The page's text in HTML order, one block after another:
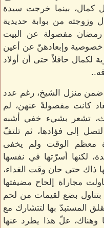
كمال، بينما خرجت سيدة
وزوجته من بوابة حديدية
مفصولة عن البيت
خصوصية وإبعادهنّ عن أعين
لكمال حافلاً حتى أن أولاد
منزل الشيخ، رغم عدد
كانت مفصولةً عنهن، لم
تشعر بشيء خفي أشبه
إلى فؤادها، ثم تلتفّ
معظم الوقت ولم يخفى
لكنها أسرّتها في نفسها
ذاك حتى حان وقت الغداء،
مجاراة إلحاح مضيفتها
بضع لقيمات من لحم
المستبدّ بها لتتشارك مع
وهناك، علّ هذا يطرد عنها